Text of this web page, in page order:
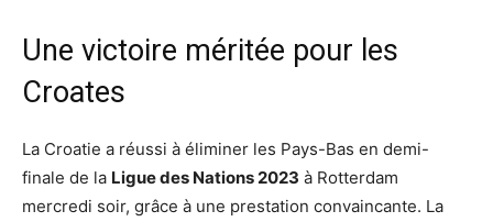
Une victoire méritée pour les
Croates
La Croatie a réussi à éliminer les Pays-Bas en demi-
finale de la Ligue des Nations 2023 à Rotterdam
mercredi soir, grâce à une prestation convaincante. La